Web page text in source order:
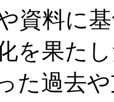
資料に
を果た
た過去